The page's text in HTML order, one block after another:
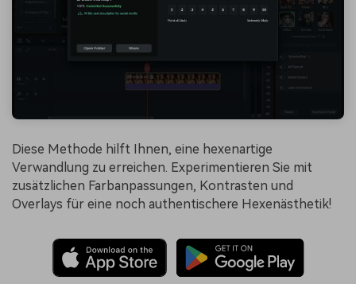
Diese Methode hilft Ihnen, eine hexenartige
Verwandlung zu erreichen. Experimentieren Sie mit
zusätzlichen Farbanpassungen, Kontrasten und
Overlays für eine noch authentischere Hexenästhetik!